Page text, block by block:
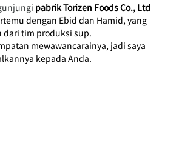
pabrik Torizen Foods Co., Ltd
dengan Ebid dan Hamid, yang
dari tim produksi sup.
mewawancarainya, jadi saya
kepada Anda.